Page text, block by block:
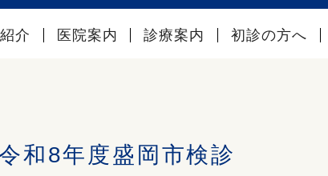
介 医院案内 診療案内 初診の方へ
和8年度盛岡市検診